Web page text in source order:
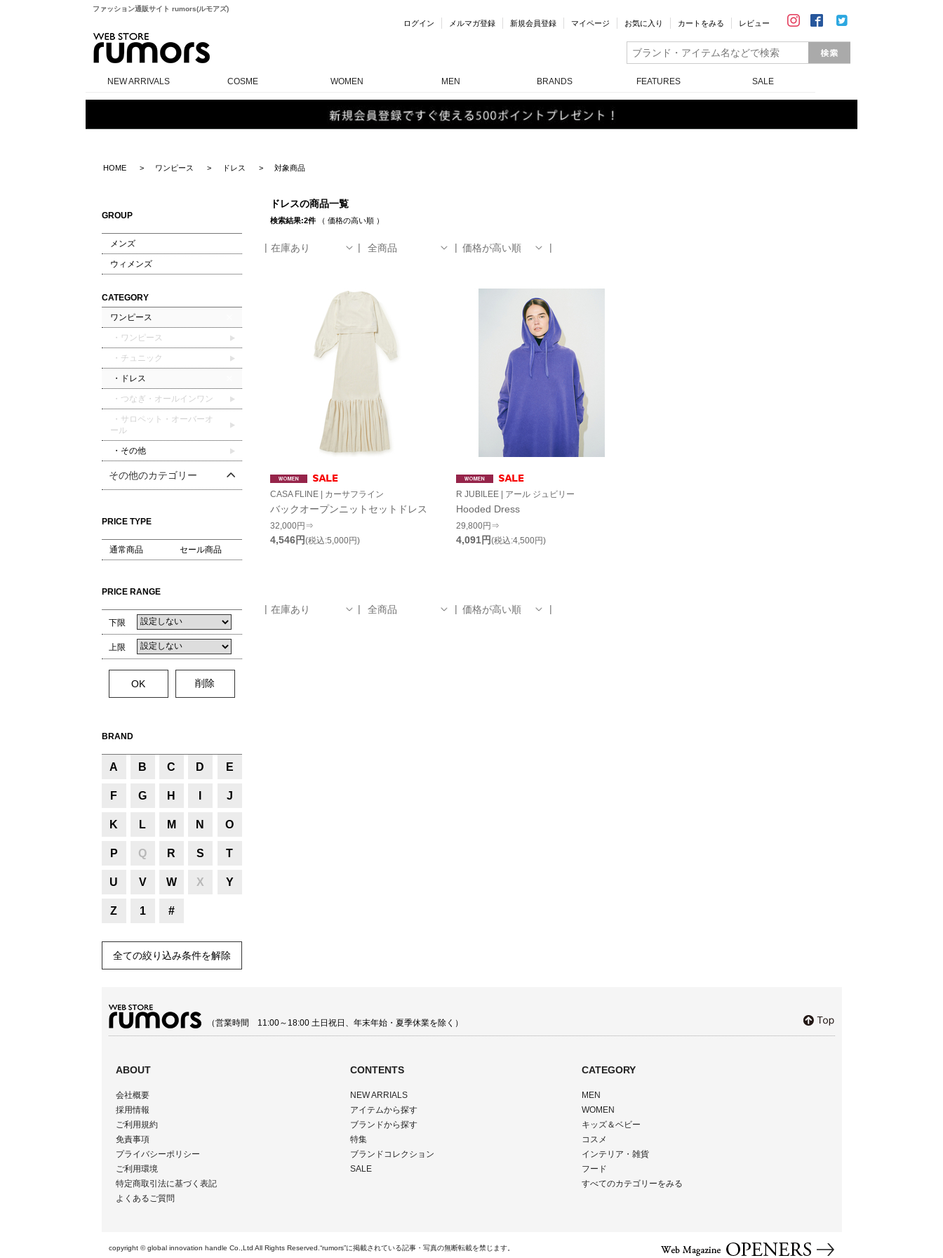
ファッション通販サイト rumors(ルモアズ)
ログイン メルマガ登録 新規会員登録 マイページ お気に入り カートをみる レビュー
NEW ARRIVALS COSME WOMEN MEN BRANDS FEATURES SALE
HOME ワンピース ドレス 対象商品
GROUP
メンズ
ウィメンズ
CATEGORY
ワンピース
・ワンピース
・チュニック
・ドレス
・つなぎ・オールインワン
・サロペット・オーバーオ
ール
・その他
その他のカテゴリー
PRICE TYPE
通常商品 セール商品
PRICE RANGE
下限
上限
BRAND
A B C D E
F G H J
K L M N O
P Q R S T
U V W X Y
Z 1 #
全ての絞り込み条件を解除
ドレスの商品一覧
検索結果:2件（ 価格の高い順）
在庫あり 全商品 価格が高い順
CASA FLINE | カーサフライン
バックオープンニットセットドレス
32,000円⇒
4,546円(税込:5,000円)
R JUBILEE | アール ジュビリー
Hooded Dress
29,800円⇒
4,091円(税込:4,500円)
在庫あり 全商品 価格が高い順
（営業時間 11:00～18:00 土日祝日、年末年始・夏季休業を除く）
ABOUT
会社概要
採用情報
ご利用規約
免責事項
プライバシーポリシー
ご利用環境
特定商取引法に基づく表記
よくあるご質問
CONTENTS
NEW ARRIALS
アイテムから探す
ブランドから探す
特集
ブランドコレクション
SALE
CATEGORY
MEN
WOMEN
キッズ＆ベビー
コスメ
インテリア・雑貨
フード
すべてのカテゴリーをみる
copyright © global innovation handle Co.,Ltd All Rights Reserved.“rumors”に掲載されている記事・写真の無断転載を禁じます。